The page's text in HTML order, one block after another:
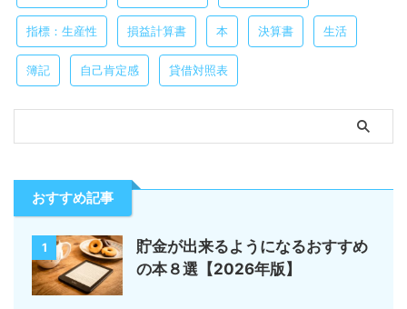
指標：生産性 損益計算書 本 決算書 生活
簿記 自己肯定感 貸借対照表
おすすめ記事
1
貯金が出来るようになるおすすめ
の本８選【2026年版】